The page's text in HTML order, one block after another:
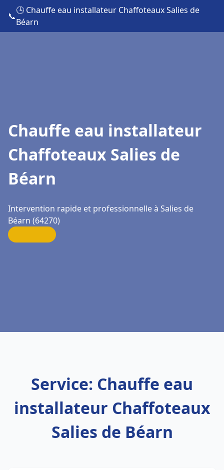
📞
🕒 Chauffe eau installateur Chaffoteaux Salies de
Béarn
Chauffe eau installateur
Chaffoteaux Salies de
Béarn
Intervention rapide et professionnelle à Salies de
Béarn (64270)
Service: Chauffe eau
installateur Chaffoteaux
Salies de Béarn